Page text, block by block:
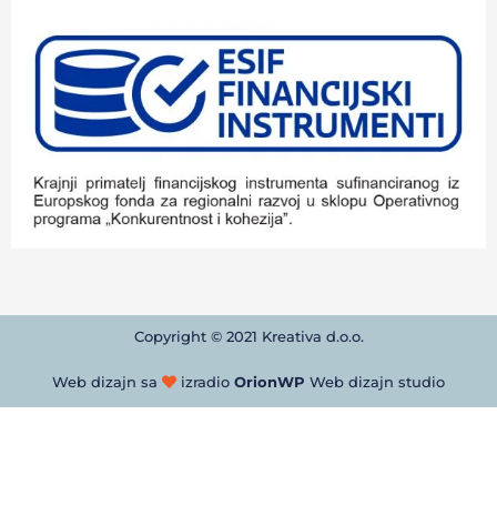
Copyright © 2021 Kreativa d.o.o.
Web dizajn sa izradio OrionWP Web dizajn studio